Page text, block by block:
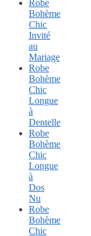
Robe
Bohème
Chic
Invité
au
Mariage
Robe
Bohème
Chic
Longue
à
Dentelle
Robe
Bohème
Chic
Longue
à
Dos
Nu
Robe
Bohème
Chic